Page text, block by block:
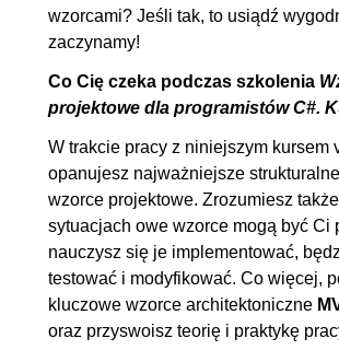
6.2. Implementacja wzorca
most
6.3. Modyfikacje
6.4. Pełnomocnik
7. Pyłek i fabryka abstrakcyjna
7.1. Wprowadzenie
7.2. Implementacja
8. Interpreter
8.1. Wprowadzenie
8.2. Opis projektu
wzorcami? Jeśli tak, to usiądź
zaczynamy!
Co Cię czeka podczas szkolenia
projektowe dla programistów C#.
W trakcie pracy z niniejszym kursem
opanujesz najważniejsze
wzorce projektowe. Zrozumiesz
sytuacjach owe wzorce mogą być Ci
nauczysz się je implementować,
testować i modyfikować. Co więcej,
kluczowe wzorce architektoniczne
oraz przyswoisz teorię i praktykę